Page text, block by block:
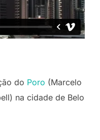
do Poro (Marcelo
na cidade de Belo